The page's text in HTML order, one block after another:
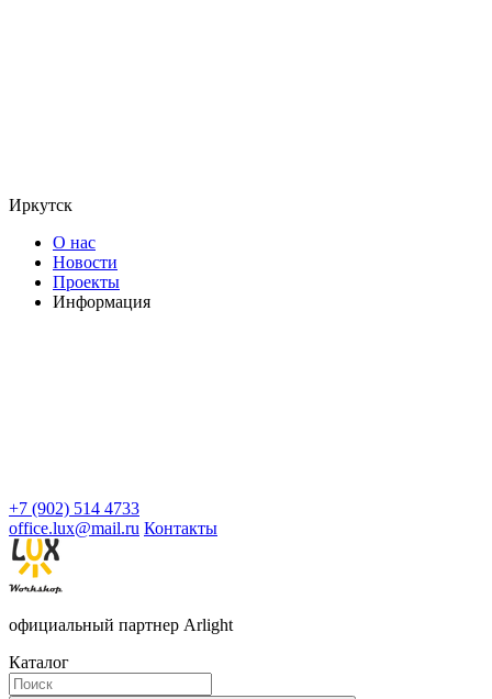
Иркутск
О нас
Новости
Проекты
Информация
+7 (902) 514 4733
office.lux@mail.ru Контакты
официальный партнер Arlight
Каталог